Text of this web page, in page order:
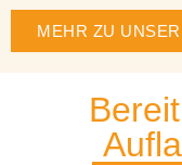
MEHR ZU